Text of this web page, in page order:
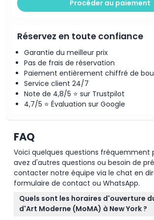
Procéder au paiement
Réservez en toute confiance
Garantie du meilleur prix
Pas de frais de réservation
Paiement entièrement chiffré de
Service client 24/7
Note de 4,8/5 ⭐ sur Trustpilot
4,7/5 ⭐ Évaluation sur Google
FAQ
Voici quelques questions fréquemment
avez d'autres questions ou besoin de
contacter notre équipe via le chat en
formulaire de contact ou WhatsApp.
Quels sont les horaires d'ouverture
d'Art Moderne (MoMA) à New York ?